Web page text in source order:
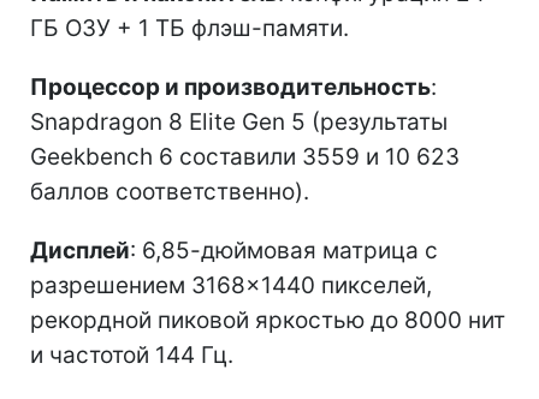
ГБ ОЗУ + 1 ТБ флэш-памяти.
Процессор и производительность:
Snapdragon 8 Elite Gen 5 (результаты
Geekbench 6 составили 3559 и 10 623
баллов соответственно).
Дисплей: 6,85-дюймовая матрица с
разрешением 3168×1440 пикселей,
рекордной пиковой яркостью до 8000 нит
и частотой 144 Гц.